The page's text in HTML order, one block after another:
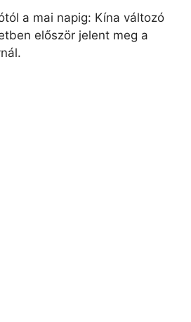
a mai napig: Kína változó
először jelent meg a